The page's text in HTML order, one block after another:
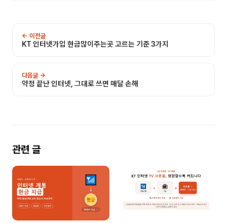
← 이전글
KT 인터넷가입 현금많이주는곳 고르는 기준 3가지
다음글 →
약정 끝난 인터넷, 그대로 쓰면 매달 손해
관련 글